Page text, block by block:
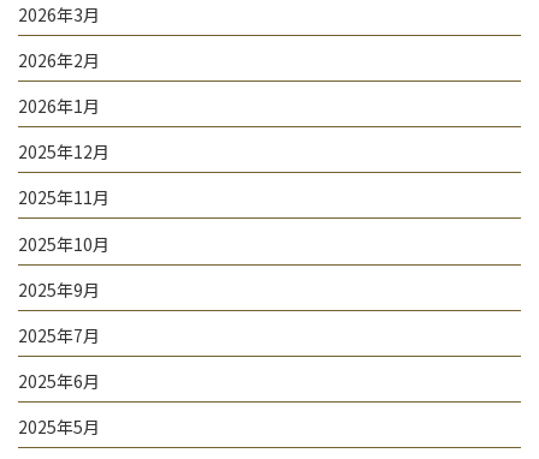
2026年3月
2026年2月
2026年1月
2025年12月
2025年11月
2025年10月
2025年9月
2025年7月
2025年6月
2025年5月